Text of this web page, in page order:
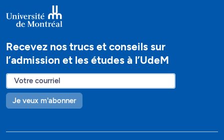
Recevez nos trucs et conseils sur
l’admission et les études à l’UdeM
Je veux m'abonner